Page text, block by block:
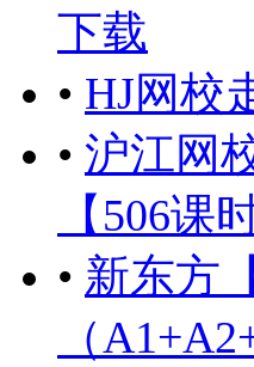
下载
• HJ网校
• 沪江网
【506课
• 新东方
（